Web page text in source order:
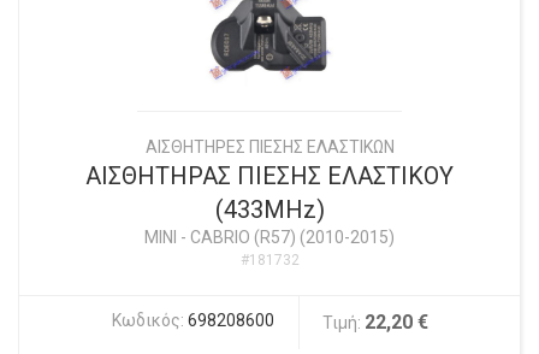
ΑΙΣΘΗΤΗΡΕΣ ΠΙΕΣΗΣ ΕΛΑΣΤΙΚΩΝ
ΑΙΣΘΗΤΗΡΑΣ ΠΙΕΣΗΣ ΕΛΑΣΤΙΚΟΥ
(433MHz)
MINI - CABRIO (R57) (2010-2015)
#181732
Κωδικός: 698208600 Τιμή: 22,20 €